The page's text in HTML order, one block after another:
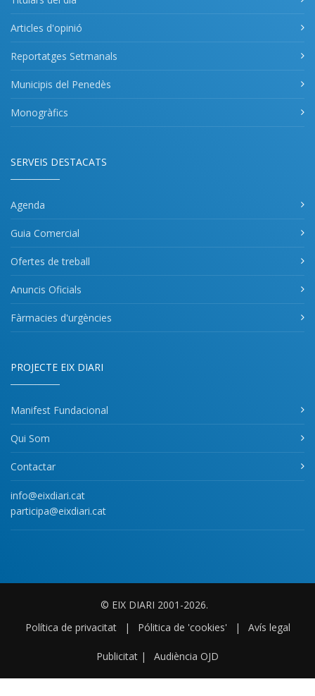
Articles d'opinió
Reportatges Setmanals
Municipis del Penedès
Monogràfics
SERVEIS DESTACATS
Agenda
Guia Comercial
Ofertes de treball
Anuncis Oficials
Fàrmacies d'urgències
PROJECTE EIX DIARI
Manifest Fundacional
Qui Som
Contactar
info@eixdiari.cat
participa@eixdiari.cat
© EIX DIARI 2001-2026.
Política de privacitat
| Pólitica de 'cookies' | Avís legal
Publicitat | Audiència OJD